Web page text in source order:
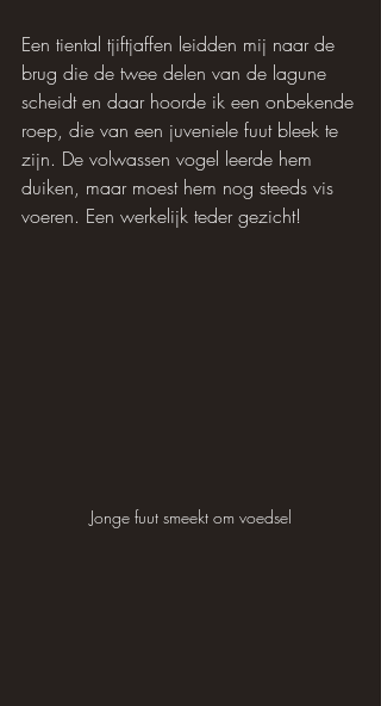
Een tiental tjiftjaffen leidden mij naar de
brug die de twee delen van de lagune
scheidt en daar hoorde ik een onbekende
roep, die van een juveniele fuut bleek te
zijn. De volwassen vogel leerde hem
duiken, maar moest hem nog steeds vis
voeren. Een werkelijk teder gezicht!
Jonge fuut smeekt om voedsel